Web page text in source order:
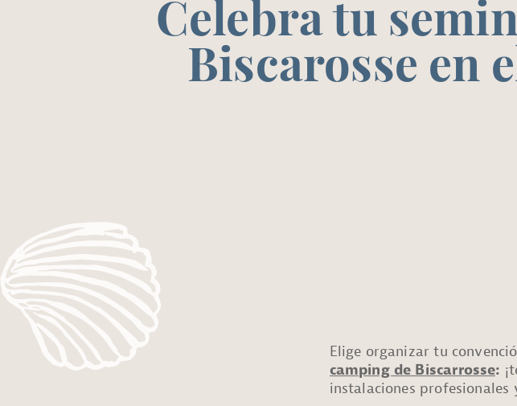
Celebra tu
Biscarosse en
Elige organizar tu
camping de Biscarrosse:
instalaciones